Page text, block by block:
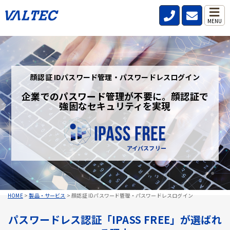
MENU
HOME>製品・サービス >顔認証 IDパスワード管理・パスワードレスログイン
顔認証 IDパスワード管理・パスワードレスログイン
企業でのパスワード管理が不要に。顔認証で
強固なセキュリティを実現
アイパスフリー
パスワードレス認証「IPASS FREE」が選ばれ